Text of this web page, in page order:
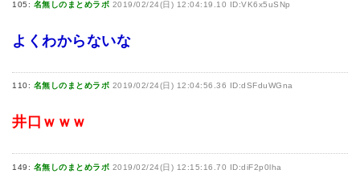
105: 名無しのまとめラボ 2019/02/24(日) 12:04:19.10 ID:VK6x5uSNp
よくわからないな
110: 名無しのまとめラボ 2019/02/24(日) 12:04:56.36 ID:dSFduWGna
井口ｗｗｗ
149: 名無しのまとめラボ 2019/02/24(日) 12:15:16.70 ID:diF2p0lha